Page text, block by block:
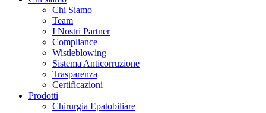
Chi Siamo
Team
I Nostri Partner
Compliance
Wistleblowing
Sistema Anticorruzione
Trasparenza
Certificazioni
Prodotti
Chirurgia Epatobiliare